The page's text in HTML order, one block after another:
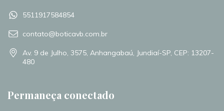
5511917584854
contato@boticavb.com.br
Av. 9 de Julho, 3575, Anhangabaú, Jundiaí-SP, CEP: 13207-
480
Permaneça conectado